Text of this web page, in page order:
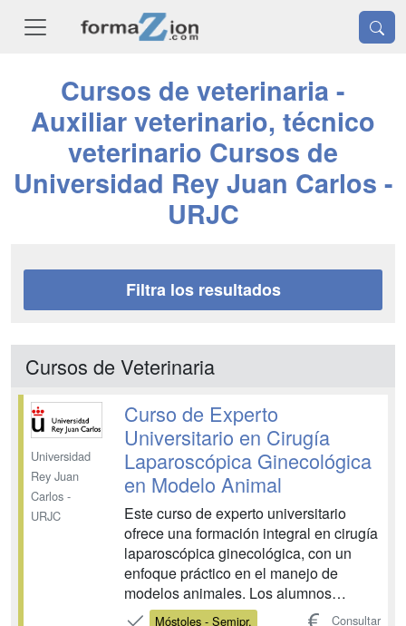
Cursos de veterinaria -
Auxiliar veterinario, técnico
veterinario Cursos de
Universidad Rey Juan Carlos -
URJC
Filtra los resultados
Cursos de Veterinaria
Universidad
Rey Juan
Carlos -
URJC
Curso de Experto
Universitario en Cirugía
Laparoscópica Ginecológica
en Modelo Animal
Este curso de experto universitario
ofrece una formación integral en cirugía
laparoscópica ginecológica, con un
enfoque práctico en el manejo de
modelos animales. Los alumnos
adquirirán habilidades avanzadas en
Móstoles - Semipr. Consultar